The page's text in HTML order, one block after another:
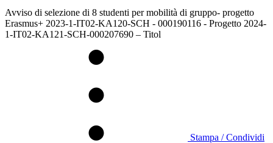
Avviso di selezione di 8 studenti per mobilità di gruppo- progetto
Erasmus+ 2023-1-IT02-KA120-SCH - 000190116 - Progetto 2024-
1-IT02-KA121-SCH-000207690 – Titol
Stampa / Condividi